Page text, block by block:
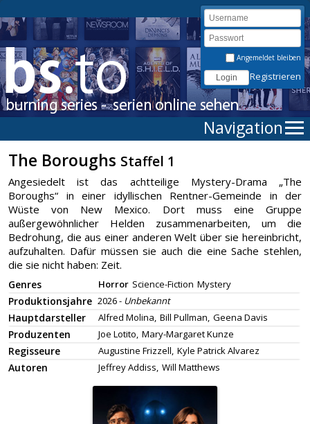
Angemeldet bleiben
Registrieren
Navigation
The Boroughs Staffel 1
Angesiedelt ist das achtteilige Mystery-Drama „The
Boroughs“ in einer idyllischen Rentner-Gemeinde in der
Wüste von New Mexico. Dort muss eine Gruppe
außergewöhnlicher Helden zusammenarbeiten, um die
Bedrohung, die aus einer anderen Welt über sie hereinbricht,
aufzuhalten. Dafür müssen sie auch die eine Sache stehlen,
die sie nicht haben: Zeit.
Genres Horror Science-Fiction Mystery
Produktionsjahre 2026 - Unbekannt
Hauptdarsteller Alfred Molina, Bill Pullman, Geena Davis
Produzenten Joe Lotito, Mary-Margaret Kunze
Regisseure Augustine Frizzell, Kyle Patrick Alvarez
Autoren Jeffrey Addiss, Will Matthews